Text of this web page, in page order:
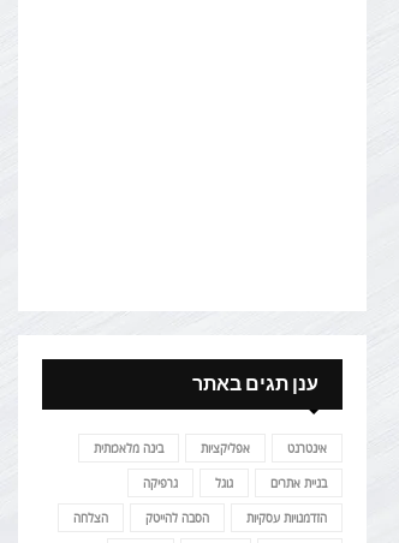
ענן תגים באתר
אינטרנט אפליקציות בינה מלאכותית
בניית אתרים גוגל גרפיקה
הזדמנויות עסקיות הסבה להייטק הצלחה